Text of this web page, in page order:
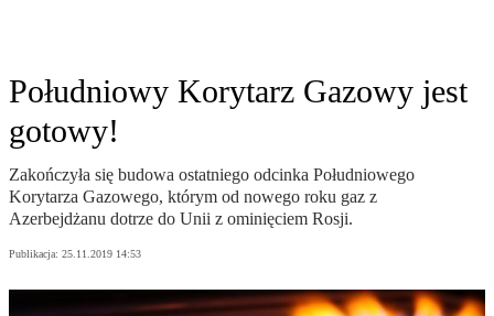
Południowy Korytarz Gazowy jest
gotowy!
Zakończyła się budowa ostatniego odcinka Południowego
Korytarza Gazowego, którym od nowego roku gaz z
Azerbejdżanu dotrze do Unii z ominięciem Rosji.
Publikacja: 25.11.2019 14:53